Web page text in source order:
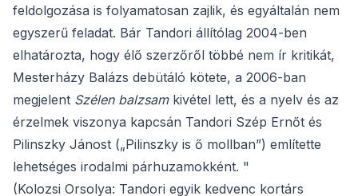
feldolgozása is folyamatosan zajlik, és egyáltalán nem
egyszerű feladat. Bár Tandori állítólag 2004-ben
elhatározta, hogy élő szerzőről többé nem ír kritikát,
Mesterházy Balázs debütáló kötete, a 2006-ban
megjelent Szélen balzsamkivétel lett, és a nyelv és az
érzelmek viszonya kapcsán Tandori Szép Ernőt és
Pilinszky Jánost („Pilinszky is ő mollban”) említette
lehetséges irodalmi párhuzamokként. "
(Kolozsi Orsolya: Tandori egyik kedvenc kortárs